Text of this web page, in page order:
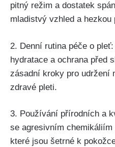
pitný režim a⁣ dostatek
mladistvý vzhled a​ hezkou
2. Denní rutina péče o
hydratace ‍a ochrana ⁢před
zásadní kroky pro udržení
zdravé pleti.
3.⁢ Používání přírodních a
se agresivním
které jsou‍ šetrné k